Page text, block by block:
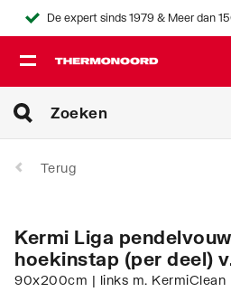
De expert sinds 1979 & Meer dan
Terug
Kermi Liga
hoekinstap (per deel)
90x200cm | links m. KermiClean